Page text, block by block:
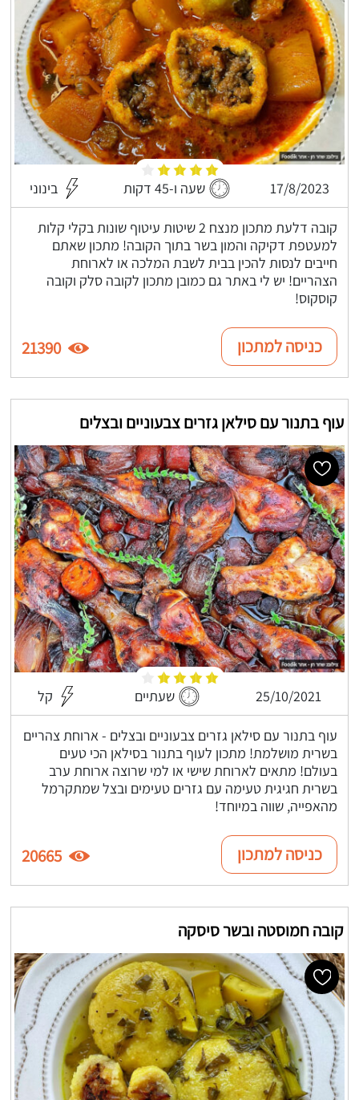
17/8/2023 שעה ו-45 דקות בינוני
קובה דלעת מתכון מנצח 2 שיטות עיטוף שונות בקלי קלות
למעטפת דקיקה והמון בשר בתוך הקובה! מתכון שאתם
חייבים לנסות להכין בבית לשבת המלכה או לארוחת
הצהריים! יש לי באתר גם כמובן מתכון לקובה סלק וקובה
קוסקוס!
כניסה למתכון 21390
עוף בתנור עם סילאן גזרים צבעוניים ובצלים
25/10/2021 שעתיים קל
עוף בתנור עם סילאן גזרים צבעוניים ובצלים - ארוחת צהריים
בשרית מושלמת! מתכון לעוף בתנור בסילאן הכי טעים
בעולם! מתאים לארוחת שישי או למי שרוצה ארוחת ערב
בשרית חגיגית טעימה עם גזרים טעימים ובצל שמתקרמל
מהאפייה, שווה במיוחד!
כניסה למתכון 20665
קובה חמוסטה ובשר סיסקה